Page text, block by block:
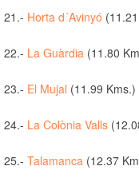
21.- Horta d´Avinyó
22.- La Guàrdia (11.80
23.- El Mujal (11.99 Kms.)
24.- La Colònia Valls
25.- Talamanca (12.37